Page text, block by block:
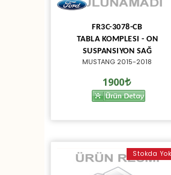
FR3C-3078-CB
TABLA KOMPLESI - ON
SUSPANSIYON SAĞ
MUSTANG 2015-2018
1900
Stokda Yok